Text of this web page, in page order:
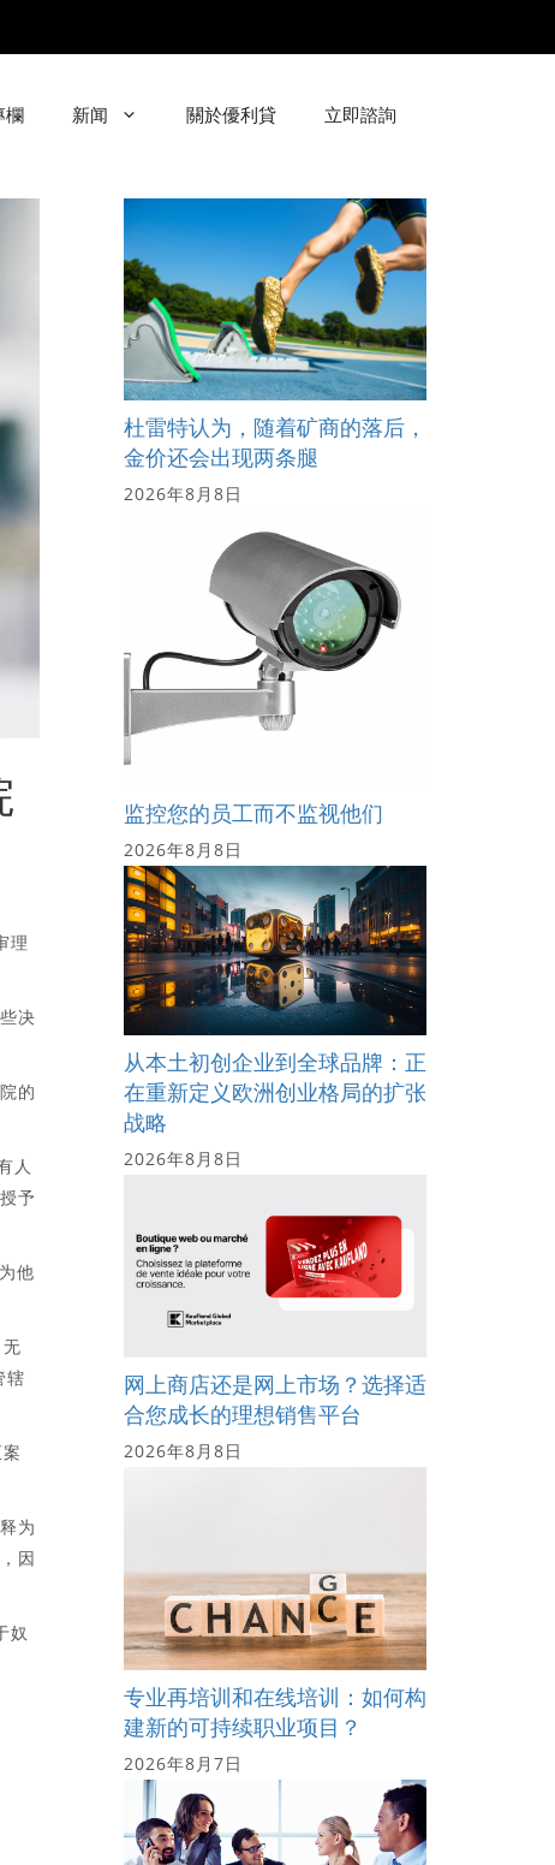
欄 新闻 關於優利貸 立即諮詢
理
决
的
人
予
他
辖
为
因
奴
杜雷特认为，随着矿商的落后，
金价还会出现两条腿
2026年8月8日
监控您的员工而不监视他们
2026年8月8日
从本土初创企业到全球品牌：正
在重新定义欧洲创业格局的扩张
战略
2026年8月8日
网上商店还是网上市场？选择适
合您成长的理想销售平台
2026年8月8日
专业再培训和在线培训：如何构
建新的可持续职业项目？
2026年8月7日